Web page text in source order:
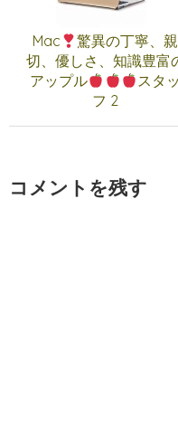
Mac
驚異の丁寧、親
切、優しさ、知識豊富
アップル
スタッ
フ 2
コメントを残す